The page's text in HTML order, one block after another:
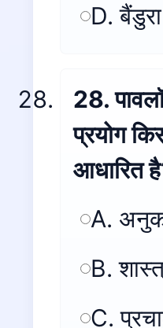
D. बैंडुरा
28.
प्रयोग
आधारित
A.
B.
C.